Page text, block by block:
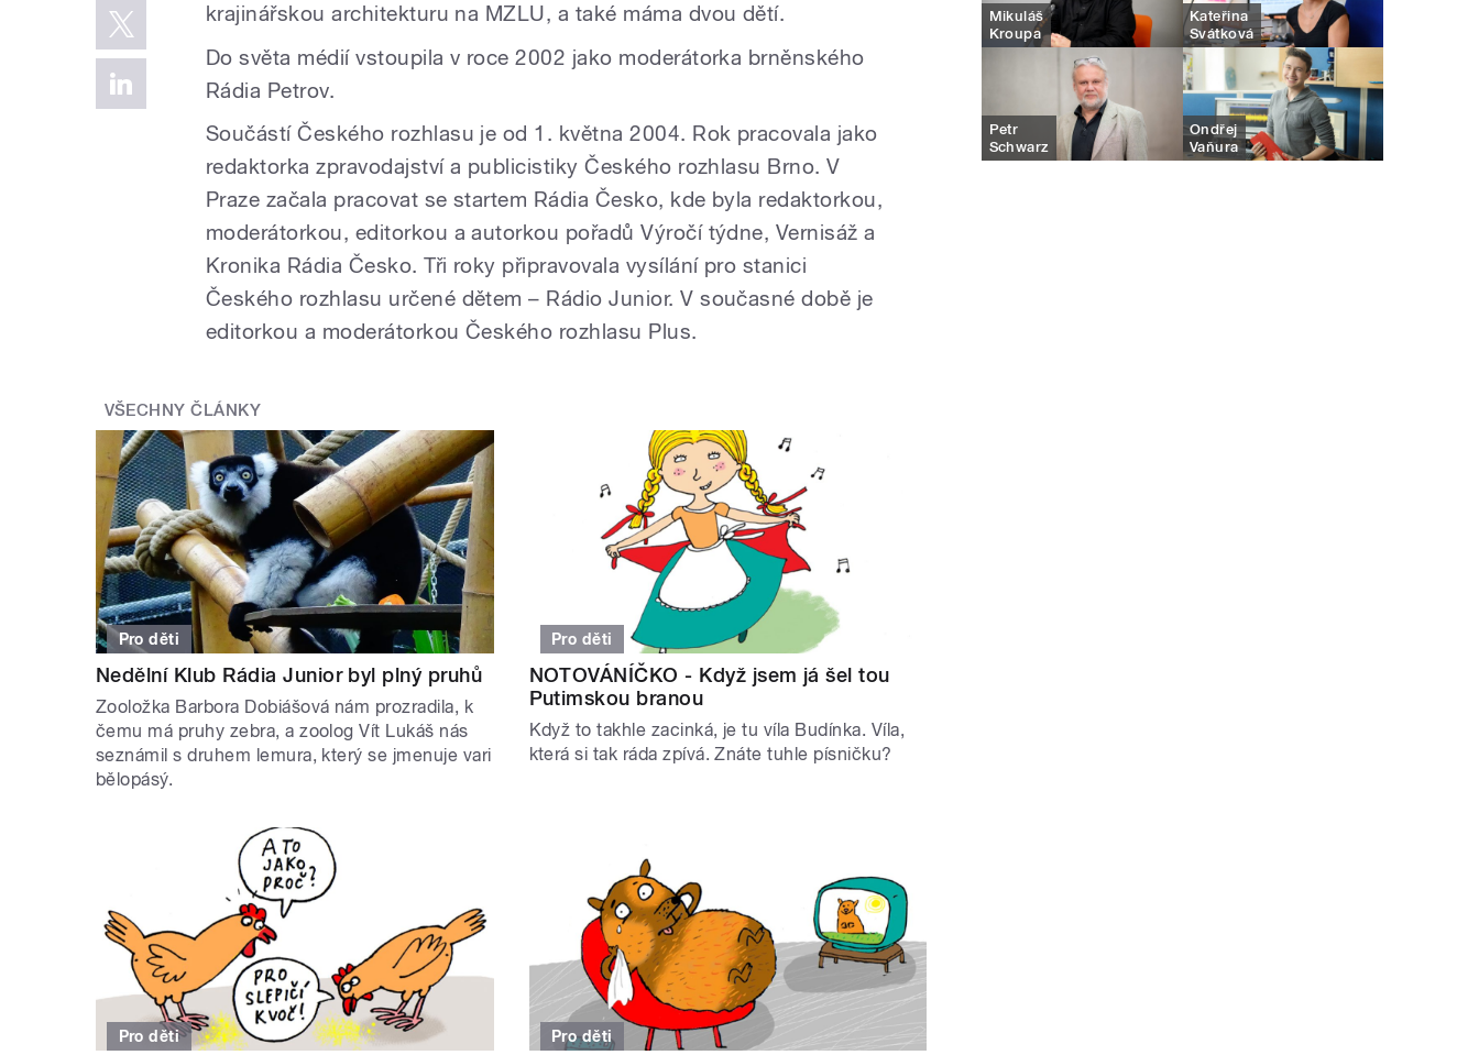
krajinářskou architekturu na MZLU, a také máma dvou dětí.
Do světa médií vstoupila v roce 2002 jako moderátorka brněnského
Rádia Petrov.
Součástí Českého rozhlasu je od 1. května 2004. Rok pracovala jako
redaktorka zpravodajství a publicistiky Českého rozhlasu Brno. V
Praze začala pracovat se startem Rádia Česko, kde byla redaktorkou,
moderátorkou, editorkou a autorkou pořadů Výročí týdne, Vernisáž a
Kronika Rádia Česko. Tři roky připravovala vysílání pro stanici
Českého rozhlasu určené dětem – Rádio Junior. V současné době je
editorkou a moderátorkou Českého rozhlasu Plus.
VŠECHNY ČLÁNKY
Pro děti
Nedělní Klub Rádia Junior byl plný pruhů
Zooložka Barbora Dobiášová nám prozradila, k
čemu má pruhy zebra, a zoolog Vít Lukáš nás
seznámil s druhem lemura, který se jmenuje vari
bělopásý.
Pro děti
NOTOVÁNÍČKO - Když jsem já šel tou
Putimskou branou
Když to takhle zacinká, je tu víla Budínka. Víla,
která si tak ráda zpívá. Znáte tuhle písničku?
Pro děti Pro děti
Mikuláš
Kroupa
Kateřina
Svátková
Petr
Schwarz
Ondřej
Vaňura